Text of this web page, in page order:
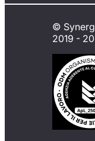
©
2019 -